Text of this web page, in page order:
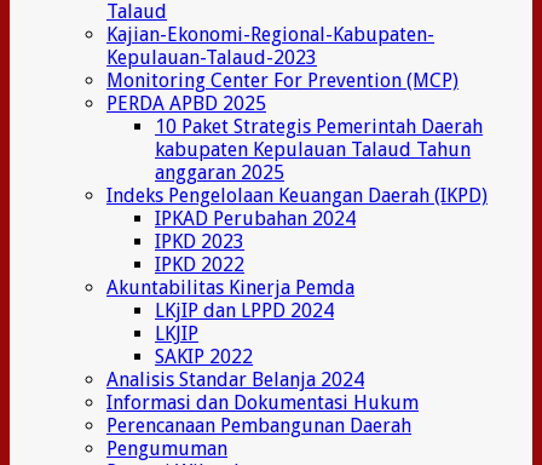
Talaud
Kajian-Ekonomi-Regional-Kabupaten-
Kepulauan-Talaud-2023
Monitoring Center For Prevention (MCP)
PERDA APBD 2025
10 Paket Strategis Pemerintah Daerah
kabupaten Kepulauan Talaud Tahun
anggaran 2025
Indeks Pengelolaan Keuangan Daerah (IKPD)
IPKAD Perubahan 2024
IPKD 2023
IPKD 2022
Akuntabilitas Kinerja Pemda
LKjIP dan LPPD 2024
LKJIP
SAKIP 2022
Analisis Standar Belanja 2024
Informasi dan Dokumentasi Hukum
Perencanaan Pembangunan Daerah
Pengumuman